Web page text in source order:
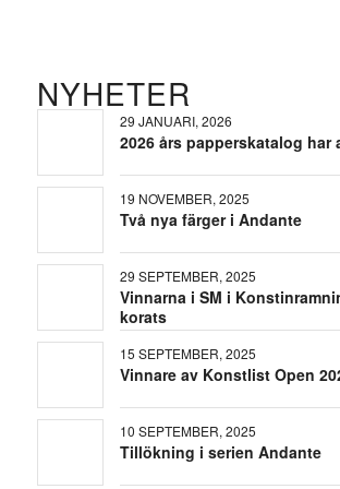
NYHETER
29 JANUARI, 2026
2026 års papperskatalog har
19 NOVEMBER, 2025
Två nya färger i Andante
29 SEPTEMBER, 2025
Vinnarna i SM i
korats
15 SEPTEMBER, 2025
Vinnare av Konstlist Open
10 SEPTEMBER, 2025
Tillökning i serien Andante